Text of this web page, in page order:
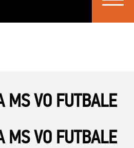
wp-content/themes/fb/single-
MS VO FUTBALE
MS VO FUTBALE